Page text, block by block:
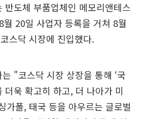
반도체 부품업체인 메모리앤테스
월 20일 사업자 등록을 거쳐 8월
스닥 시장에 진입했다.
"코스닥 시장 상장을 통해 ‘국
더욱 확고히 하고, 더 나아가 미
가폴, 태국 등을 아우르는 글로벌